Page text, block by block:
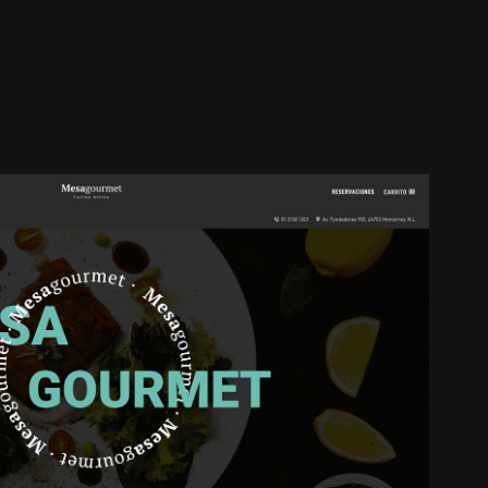
GOURMET
2023